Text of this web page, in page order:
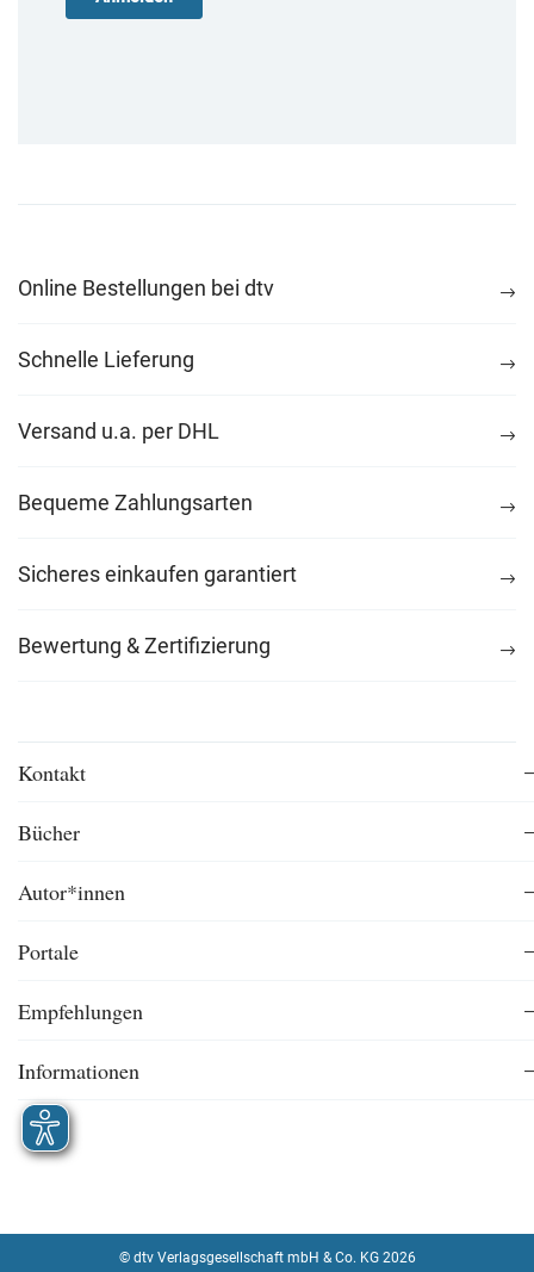
Online Bestellungen bei dtv
Schnelle Lieferung
Versand u.a. per DHL
Bequeme Zahlungsarten
Sicheres einkaufen garantiert
Bewertung & Zertifizierung
Kontakt
Bücher
Autor*innen
Portale
Empfehlungen
Informationen
© dtv Verlagsgesellschaft mbH & Co. KG 2026